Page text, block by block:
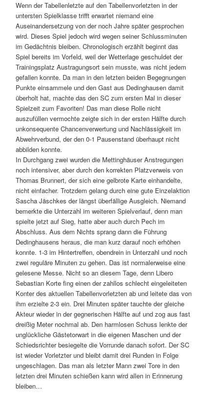
Wenn der Tabellenletzte auf den Tabellenvorletzten in der
untersten Spielklasse trifft erwartet niemand eine
Auseinandersetzung von der noch Jahre später gesprochen
wird. Dieses Spiel jedoch wird wegen seiner Schlussminuten
im Gedächtnis bleiben. Chronologisch erzählt beginnt das
Spiel bereits im Vorfeld, weil der Wetterlage geschuldet der
Trainingsplatz Austragungsort sein musste, was nicht jedem
gefallen konnte. Da man in den letzten beiden Begegnungen
Punkte einsammele und den Gast aus Dedinghausen damit
überholt hat, machte das den SC zum ersten Mal in dieser
Spielzeit zum Favoriten! Das man diese Rolle nicht
auszufüllen vermochte zeigte sich in der ersten Hälfte durch
unkonsequente Chancenverwertung und Nachlässigkeit im
Abwehrverbund, der den 0-1 Pausenstand überhaupt nicht
abbilden konnte.
In Durchgang zwei wurden die Mettinghäuser Anstregungen
noch intensiver, aber durch den korrekten Platzverweis von
Thomas Brunnert, der sich eine gelbrote Karte einhandelte,
nicht einfacher. Trotzdem gelang durch eine gute Einzelaktion
Sascha Jäschkes der längst überfällige Ausgleich. Niemand
bemerkte die Unterzahl im weiteren Spielverlauf, denn man
spielte jetzt auf Sieg, hatte aber auch durch Pech im
Abschluss. Aus dem Nichts sprang dann die Führung
Dedinghausens heraus, die man kurz darauf noch erhöhen
konnte. 1-3 im Hintertreffen, obendrein in Unterzahl und noch
zwei reguläre Minuten zu gehen. Das ist normalerweise eine
gelesene Messe. Nicht so an diesem Tage, denn Libero
Sebastian Korte fing einen der zahllos schlecht eingeleiteten
Konter des aktuellen Tabellenvorletzten ab und leitete das von
ihm erzielte 2-3 ein. Drei Minuten später tauchte der gleiche
Akteur wieder in der gegnerischen Hälfte auf und zog aus fast
dreißig Meter nochmal ab. Den harmlosen Schuss lenkte der
unglückliche Gästetorwart in die eigenen Maschen und der
Schiedsrichter besiegelte die Vorrunde danach sofort. Der SC
ist wieder Vorletzter und bleibt damit drei Runden in Folge
ungeschlagen. Das man als letzter Mann zwei Tore in den
letzten drei Minuten schießen kann wird allen in Erinnerung
bleiben…